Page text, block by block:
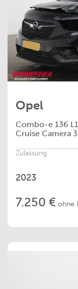
Opel
Combo-e 136
Cruise Camera
Zulassung
2023
7.250 € ohne